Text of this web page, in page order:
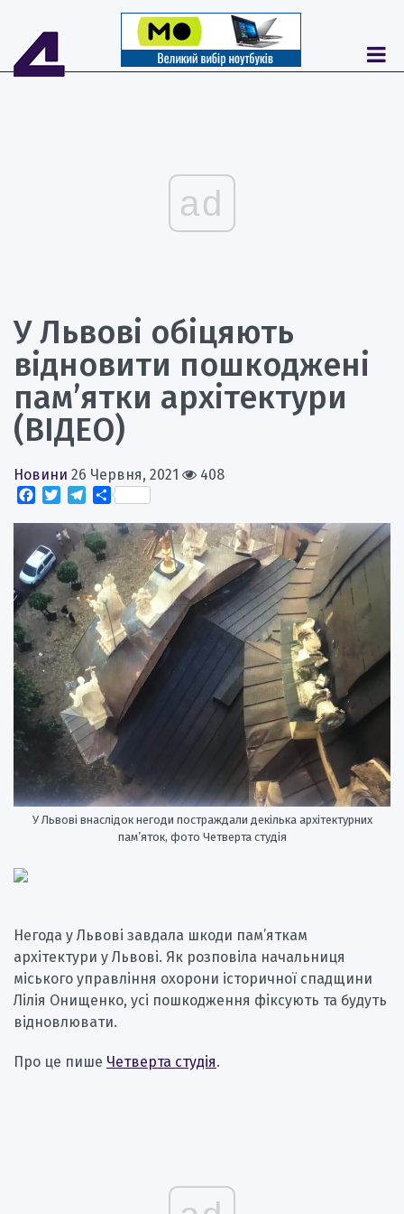
ad
У Львові обіцяють
відновити пошкоджені
пам’ятки архітектури
(ВІДЕО)
Новини 26 Червня, 2021
408
Facebook
TwitterTelegram
Поділитися
У Львові внаслідок негоди постраждали декілька архітектурних
пам’яток, фото Четверта студія
Негода у Львові завдала шкоди пам’яткам
архітектури у Львові. Як розповіла начальниця
міського управління охорони історичної спадщини
Лілія Онищенко, усі пошкодження фіксують та будуть
відновлювати.
Про це пише Четверта студія.